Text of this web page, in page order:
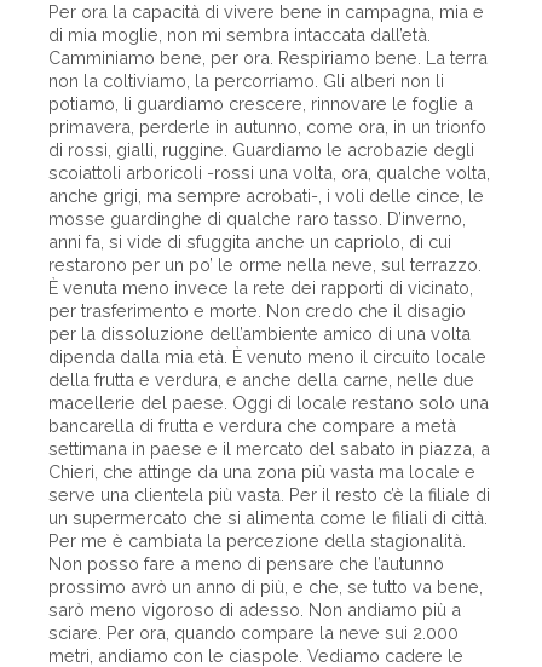
Per ora la capacità di vivere bene in campagna, mia e
di mia moglie, non mi sembra intaccata dall’età.
Camminiamo bene, per ora. Respiriamo bene. La terra
non la coltiviamo, la percorriamo. Gli alberi non li
potiamo, li guardiamo crescere, rinnovare le foglie a
primavera, perderle in autunno, come ora, in un trionfo
di rossi, gialli, ruggine. Guardiamo le acrobazie degli
scoiattoli arboricoli -rossi una volta, ora, qualche volta,
anche grigi, ma sempre acrobati-, i voli delle cince, le
mosse guardinghe di qualche raro tasso. D’inverno,
anni fa, si vide di sfuggita anche un capriolo, di cui
restarono per un po’ le orme nella neve, sul terrazzo.
È venuta meno invece la rete dei rapporti di vicinato,
per trasferimento e morte. Non credo che il disagio
per la dissoluzione dell’ambiente amico di una volta
dipenda dalla mia età. È venuto meno il circuito locale
della frutta e verdura, e anche della carne, nelle due
macellerie del paese. Oggi di locale restano solo una
bancarella di frutta e verdura che compare a metà
settimana in paese e il mercato del sabato in piazza, a
Chieri, che attinge da una zona più vasta ma locale e
serve una clientela più vasta. Per il resto c’è la filiale di
un supermercato che si alimenta come le filiali di città.
Per me è cambiata la percezione della stagionalità.
Non posso fare a meno di pensare che l’autunno
prossimo avrò un anno di più, e che, se tutto va bene,
sarò meno vigoroso di adesso. Non andiamo più a
sciare. Per ora, quando compare la neve sui 2.000
metri, andiamo con le ciaspole. Vediamo cadere le